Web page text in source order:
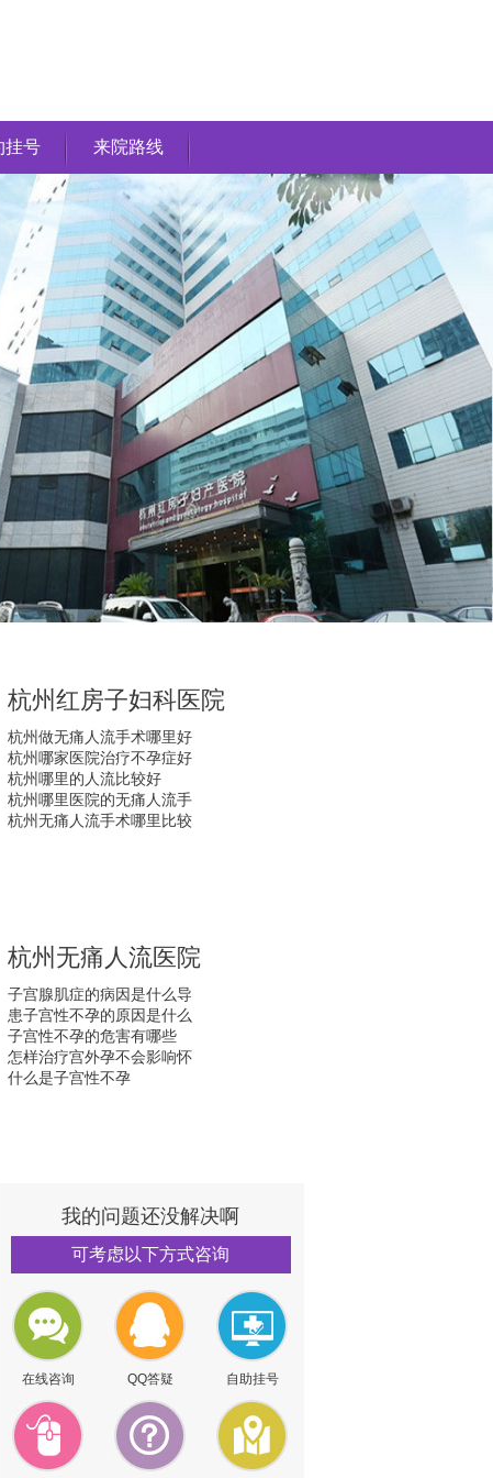
挂号 来院路线
杭州红房子妇科医院
杭州做无痛人流手术哪里好
杭州哪家医院治疗不孕症好
杭州哪里的人流比较好
杭州哪里医院的无痛人流手
杭州无痛人流手术哪里比较
杭州无痛人流医院
子宫腺肌症的病因是什么导
患子宫性不孕的原因是什么
子宫性不孕的危害有哪些
怎样治疗宫外孕不会影响怀
什么是子宫性不孕
我的问题还没解决啊
可考虑以下方式咨询
在线咨询 QQ答疑 自助挂号